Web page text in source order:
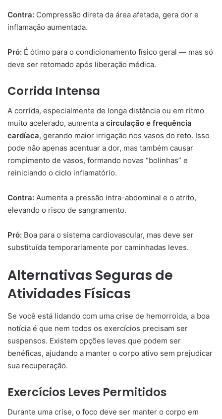
Contra: Compressão direta da área afetada, gera dor e
inflamação aumentada.
Pró: É ótimo para o condicionamento físico geral — mas só
deve ser retomado após liberação médica.
Corrida Intensa
A corrida, especialmente de longa distância ou em ritmo
muito acelerado, aumenta a circulação e frequência
cardíaca, gerando maior irrigação nos vasos do reto. Isso
pode não apenas acentuar a dor, mas também causar
rompimento de vasos, formando novas “bolinhas” e
reiniciando o ciclo inflamatório.
Contra: Aumenta a pressão intra-abdominal e o atrito,
elevando o risco de sangramento.
Pró: Boa para o sistema cardiovascular, mas deve ser
substituída temporariamente por caminhadas leves.
Alternativas Seguras de
Atividades Físicas
Se você está lidando com uma crise de hemorroida, a boa
notícia é que nem todos os exercícios precisam ser
suspensos. Existem opções leves que podem ser
benéficas, ajudando a manter o corpo ativo sem prejudicar
sua recuperação.
Exercícios Leves Permitidos
Durante uma crise, o foco deve ser manter o corpo em